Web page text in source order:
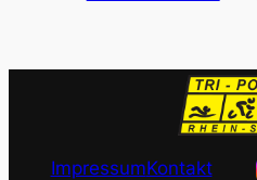
ImpressumKontakt